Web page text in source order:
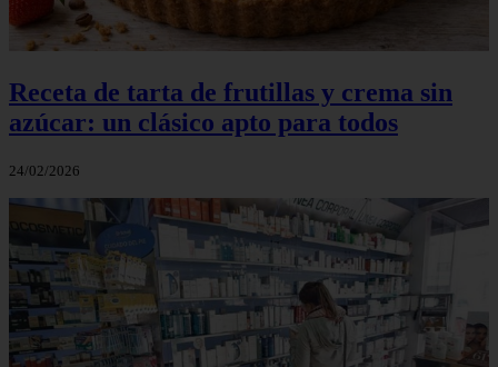
Receta de tarta de frutillas y crema sin
azúcar: un clásico apto para todos
24/02/2026